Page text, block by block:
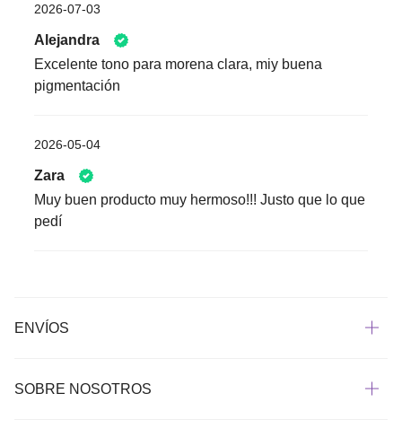
2026-07-03
Alejandra
Excelente tono para morena clara, miy buena
pigmentación
2026-05-04
Zara
Muy buen producto muy hermoso!!! Justo que lo que
pedí
ENVÍOS
SOBRE NOSOTROS